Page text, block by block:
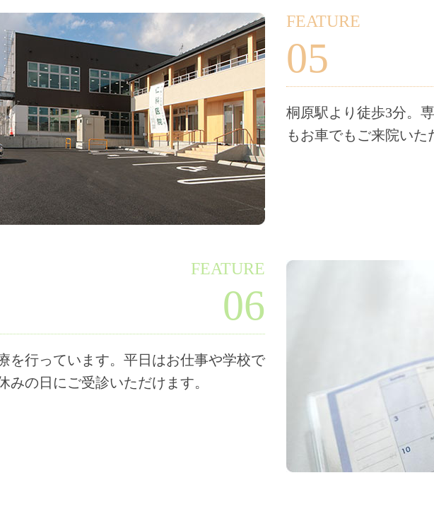
FEATURE
05
桐原駅より徒歩3分。
もお車でもご来院いた
FEATURE
06
を行っています。平日はお仕事や学校で
みの日にご受診いただけます。